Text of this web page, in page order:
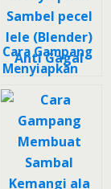
Cara Gampang
Menyiapkan
Sambel pecel
lele (Blender)
Anti Gagal